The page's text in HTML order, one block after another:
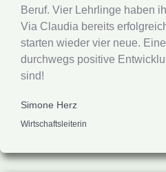
Beruf. Vier Lehrlinge haben
Via Claudia bereits
starten wieder vier neue.
durchwegs positive
sind!
Simone Herz
Wirtschaftsleiterin